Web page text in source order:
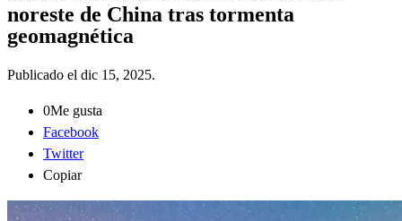
noreste de China tras tormenta
geomagnética
Publicado el dic 15, 2025.
0Me gusta
Facebook
Twitter
Copiar